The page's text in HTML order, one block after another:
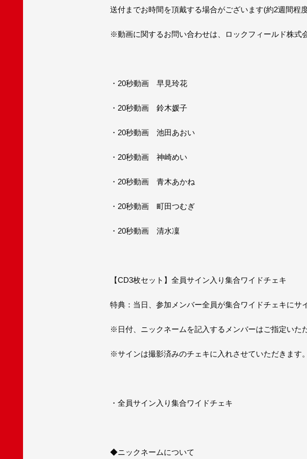
送付までお時間を頂戴する場合がございます(約2週間程
※動画に関するお問い合わせは、ロックフィールド株式
・20秒動画 早見玲花
・20秒動画 鈴木媛子
・20秒動画 池田あおい
・20秒動画 神崎めい
・20秒動画 青木あかね
・20秒動画 町田つむぎ
・20秒動画 清水凜
【CD3枚セット】全員サイン入り集合ワイドチェキ
特典：当日、参加メンバー全員が集合ワイドチェキにサ
※日付、ニックネームを記入するメンバーはご指定いた
※サインは撮影済みのチェキに入れさせていただきます。
・全員サイン入り集合ワイドチェキ
◆ニックネームについて